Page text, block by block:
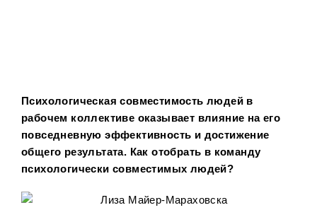
Психологическая совместимость людей в
рабочем коллективе оказывает влияние на его
повседневную эффективность и достижение
общего результата. Как отобрать в команду
психологически совместимых людей?